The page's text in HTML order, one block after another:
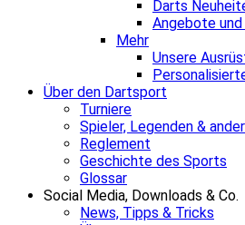
Darts
Angebote
Mehr
Unsere
Über den Dartsport
Turniere
Spieler, Legenden &
Reglement
Geschichte des Sports
Glossar
Social Media, Downloads & Co.
News, Tipps & Tricks